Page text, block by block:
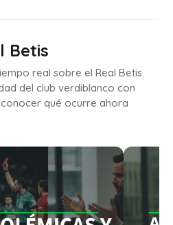
Betis
real sobre el Real Betis
del club verdiblanco con
qué ocurre ahora